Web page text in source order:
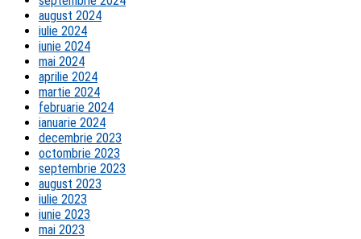
august 2024
iulie 2024
iunie 2024
mai 2024
aprilie 2024
martie 2024
februarie 2024
ianuarie 2024
decembrie 2023
octombrie 2023
septembrie 2023
august 2023
iulie 2023
iunie 2023
mai 2023